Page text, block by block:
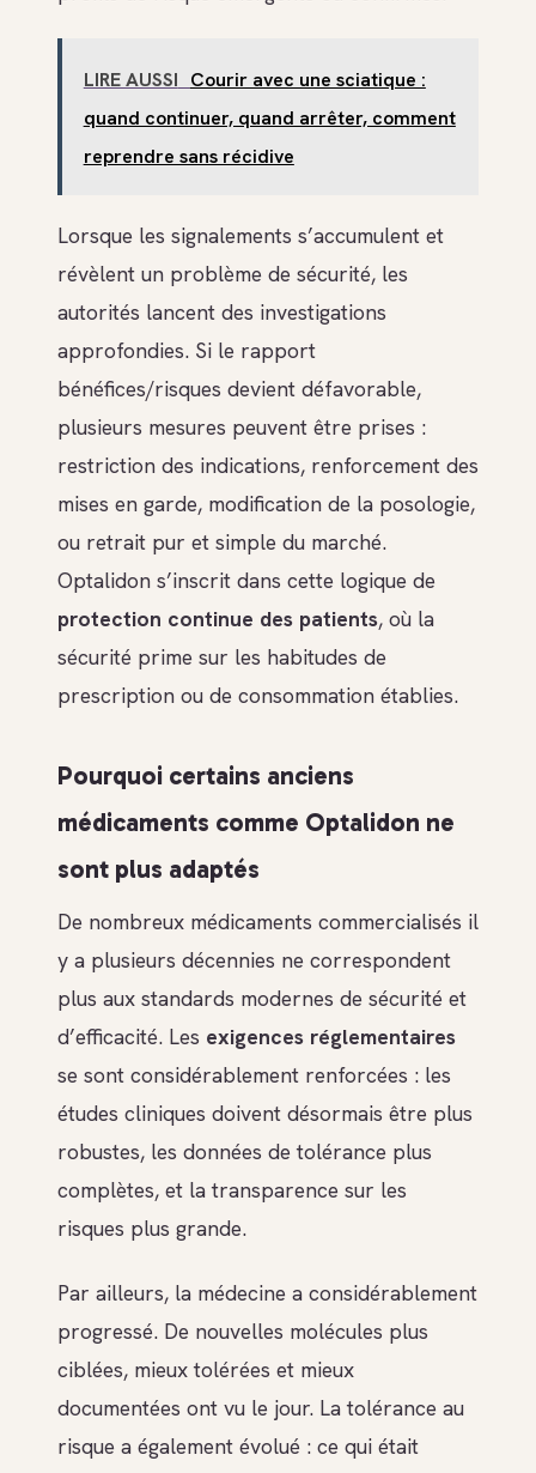
LIRE AUSSI Courir avec une sciatique :
quand continuer, quand arrêter, comment
reprendre sans récidive
Lorsque les signalements s’accumulent et
révèlent un problème de sécurité, les
autorités lancent des investigations
approfondies. Si le rapport
bénéfices/risques devient défavorable,
plusieurs mesures peuvent être prises :
restriction des indications, renforcement des
mises en garde, modification de la posologie,
ou retrait pur et simple du marché.
Optalidon s’inscrit dans cette logique de
protection continue des patients, où la
sécurité prime sur les habitudes de
prescription ou de consommation établies.
Pourquoi certains anciens
médicaments comme Optalidon ne
sont plus adaptés
De nombreux médicaments commercialisés il
y a plusieurs décennies ne correspondent
plus aux standards modernes de sécurité et
d’efficacité. Les exigences réglementaires
se sont considérablement renforcées : les
études cliniques doivent désormais être plus
robustes, les données de tolérance plus
complètes, et la transparence sur les
risques plus grande.
Par ailleurs, la médecine a considérablement
progressé. De nouvelles molécules plus
ciblées, mieux tolérées et mieux
documentées ont vu le jour. La tolérance au
risque a également évolué : ce qui était